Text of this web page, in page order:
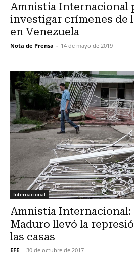
Amnistía Internacional
investigar crímenes de
en Venezuela
Nota de Prensa - 14 de mayo de 2019
Internacional
Amnistía Internacional:
Maduro llevó la
las casas
EFE - 30 de octubre de 2017